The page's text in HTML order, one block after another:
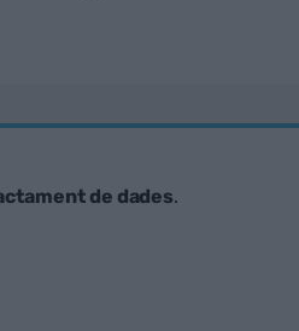
de dades.